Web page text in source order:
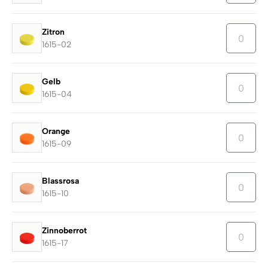
Zitron
1615-02
Gelb
1615-04
Orange
1615-09
Blassrosa
1615-10
Zinnoberrot
1615-17